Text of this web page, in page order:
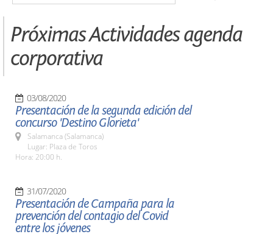
Próximas Actividades agenda
corporativa
03/08/2020
Presentación de la segunda edición del
concurso 'Destino Glorieta'
Salamanca (Salamanca)
Lugar: Plaza de Toros
Hora: 20:00 h.
31/07/2020
Presentación de Campaña para la
prevención del contagio del Covid
entre los jóvenes